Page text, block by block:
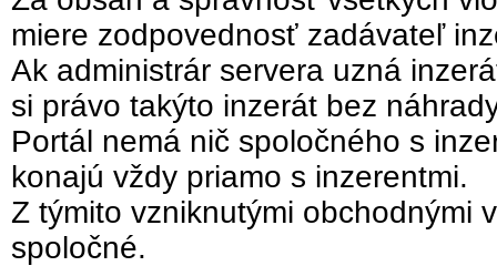
miere zodpovednosť zadávateľ
Ak administrár servera uzná
si právo takýto inzerát bez
Portál nemá nič spoločného s
konajú vždy priamo s inzerentmi.
Z týmito vzniknutými obchodnými
spoločné.